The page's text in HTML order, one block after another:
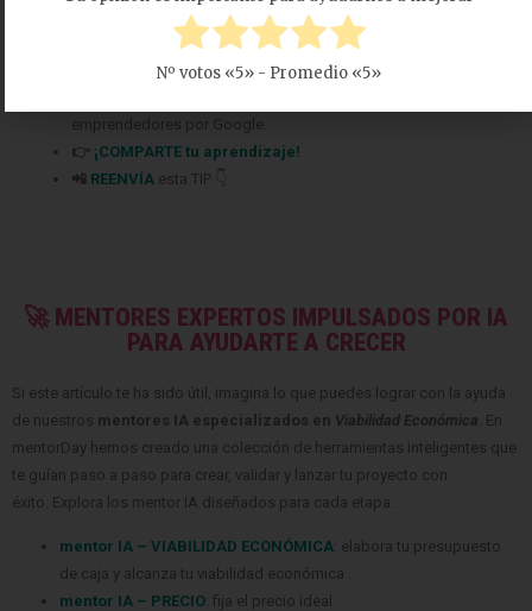
como voluntario: experto,
difundiendo ,retando innovando
emprendedores por Google.
👉 ¡COMPARTE tu aprendizaje!
📲 REENVÍA esta TIP 👇
🚀 MENTORES EXPERTOS IMPULSADOS POR IA
PARA AYUDARTE A CRECER
Si este artículo te ha sido útil, imagina lo que puedes lograr con la ayuda
de nuestros mentores IA especializados en Viabilidad Económica . En
mentorDay hemos creado una colección de herramientas inteligentes que
te guían paso a paso para crear, validar y lanzar tu proyecto con
éxito. Explora los mentor IA diseñados para cada etapa:
mentor IA – VIABILIDAD ECONÓMICA : elabora tu presupuesto
de caja y alcanza tu viabilidad económica .
mentor IA – PRECIO : fija el precio ideal.
Nº votos «5» - Promedio «5»